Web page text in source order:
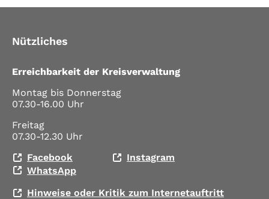
Nützliches
Erreichbarkeit der Kreisverwaltung
Montag bis Donnerstag
07.30-16.00 Uhr
Freitag
07.30-12.30 Uhr
Facebook
Instagram
WhatsApp
Hinweise oder Kritik zum Internetauftritt